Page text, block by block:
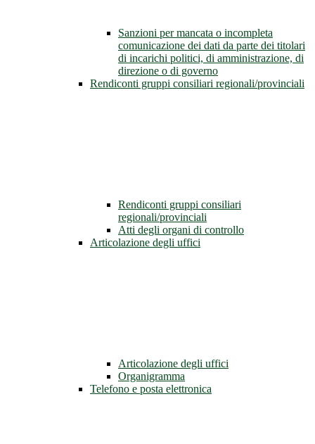
Sanzioni per mancata o incompleta
comunicazione dei dati da parte dei titolari
di incarichi politici, di amministrazione, di
direzione o di governo
Rendiconti gruppi consiliari regionali/provinciali
Rendiconti gruppi consiliari
regionali/provinciali
Atti degli organi di controllo
Articolazione degli uffici
Articolazione degli uffici
Organigramma
Telefono e posta elettronica